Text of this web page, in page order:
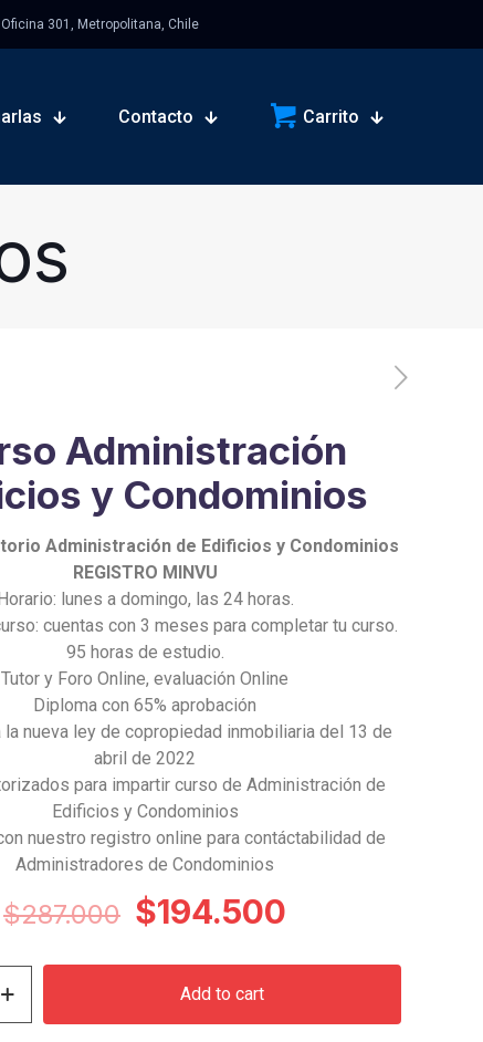
301, Metropolitana, Chile
Contacto Carrito
Administración
y Condominios
Administración de Edificios y Condominios
REGISTRO MINVU
lunes a domingo, las 24 horas.
cuentas con 3 meses para completar tu curso.
95 horas de estudio.
Tutor y Foro Online, evaluación Online
Diploma con 65% aprobación
la nueva ley de copropiedad inmobiliaria del 13 de
abril de 2022
para impartir curso de Administración de
Edificios y Condominios
nuestro registro online para contáctabilidad de
Administradores de Condominios
$287.000 Original
was:
$287.000.
$194.500
is:
Add to cart